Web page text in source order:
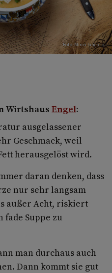
Foto: Mirco Taliercio
Wirtshaus Engel:
ausgelassener
Geschmack, weil
herausgelöst wird.
daran denken, dass
nur sehr langsam
außer Acht, riskiert
Suppe zu
man durchaus auch
Dann kommt sie gut